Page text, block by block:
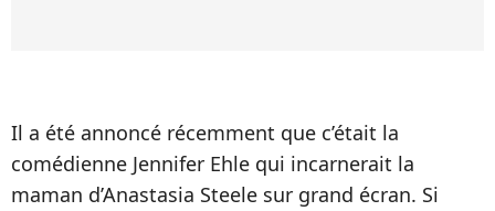
Il a été annoncé récemment que c’était la
comédienne Jennifer Ehle qui incarnerait la
maman d’Anastasia Steele sur grand écran. Si